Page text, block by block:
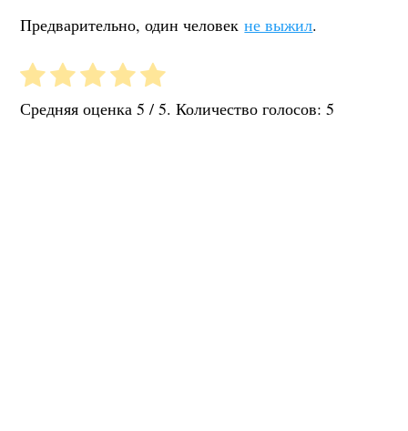
Предварительно, один человекне выжил.
Средняя оценка5 / 5. Количество голосов:5